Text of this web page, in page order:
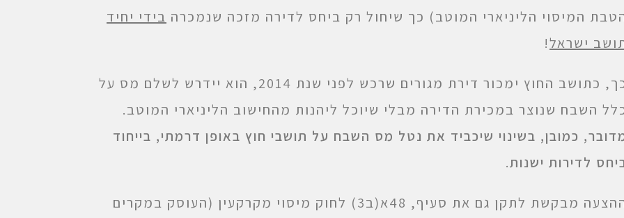
המיסוי הליניארי המוטב) כך שיחול רק ביחס לדירה מזכה שנמכרה בידי יחיד
ישראל!
כך, כתושב החוץ ימכור דירת מגורים שרכש לפני שנת 2014, הוא יידרש לשלם מס על
השבח שנוצר במכירת הדירה מבלי שיוכל ליהנות מהחישוב הליניארי המוטב.
כמובן, בשינוי שיכביד את נטל מס השבח על תושבי חוץ באופן דרמתי, בייחוד
לדירות ישנות.
ההצעה מבקשת לתקן גם את סעיף, 48א(ב3) לחוק מיסוי מקרקעין (העוסק במקרים